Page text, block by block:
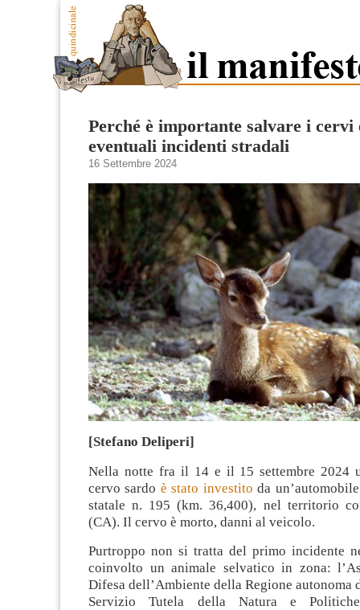
Perché è importante salvare i cervi
eventuali incidenti stradali
16 Settembre 2024
[Stefano Deliperi]
Nella notte fra il 14 e il 15 settembre 2024
cervo sardo è stato investito da
statale n. 195 (km. 36,400), nel territorio
(CA). Il cervo è morto, danni al veicolo.
Purtroppo non si tratta del primo incidente
coinvolto un animale selvatico in zona:
Difesa dell’Ambiente della Regione autonoma
Servizio Tutela della Natura e